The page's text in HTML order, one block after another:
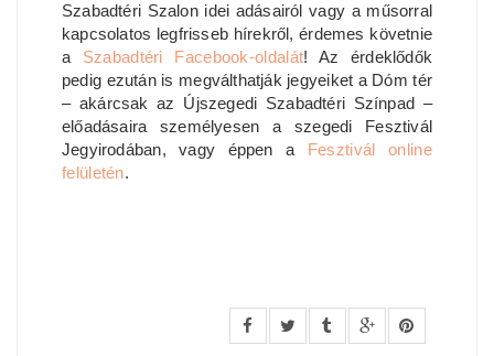
Szabadtéri Szalon idei adásairól vagy a műsorral
kapcsolatos legfrisseb hírekről, érdemes követnie
a Szabadtéri Facebook-oldalát! Az érdeklődők
pedig ezután is megválthatják jegyeiket a Dóm tér
– akárcsak az Újszegedi Szabadtéri Színpad –
előadásaira személyesen a szegedi Fesztivál
Jegyirodában, vagy éppen a Fesztivál online
felületén.